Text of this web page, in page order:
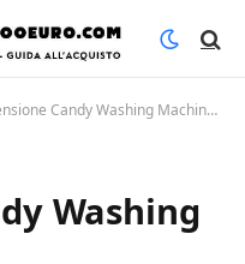
Candy Washing Machine CS4
Washing